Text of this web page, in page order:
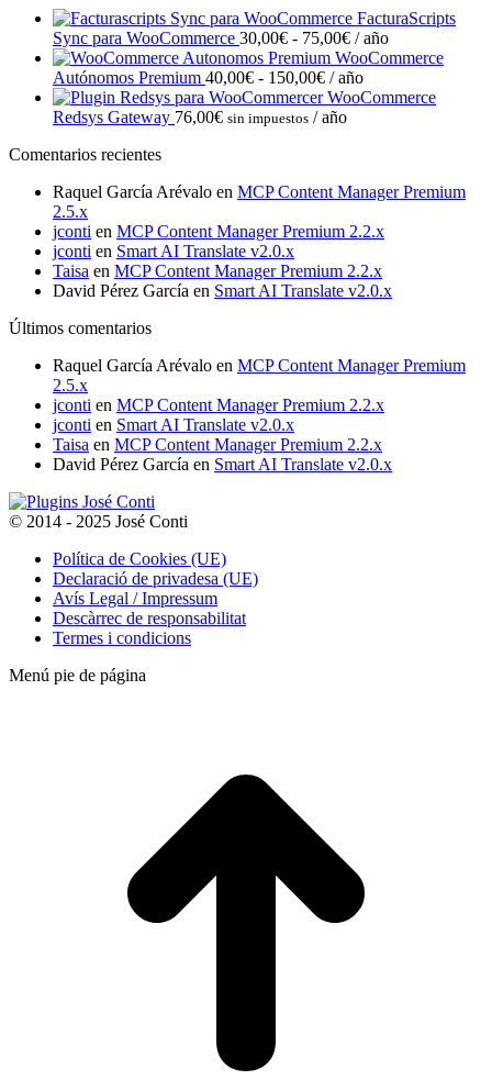
FacturaScripts
Sync para WooCommerce 30,00€ - 75,00€Rango
de
precios:
desde
/ año
WooCommerce
Autónomos Premium 40,00€ - 150,00€Rango
de
precios:
150,00€
/ año
WooCommerce
Redsys Gateway 76,00€ sin impuestos / año
Comentarios recientes
Raquel García Arévalo en MCP Content Manager Premium
2.5.x
jconti en MCP Content Manager Premium 2.2.x
jconti en Smart AI Translate v2.0.x
Taisa en MCP Content Manager Premium 2.2.x
David Pérez García en Smart AI Translate v2.0.x
Últimos comentarios
Raquel García Arévalo en MCP Content Manager Premium
2.5.x
jconti en MCP Content Manager Premium 2.2.x
jconti en Smart AI Translate v2.0.x
Taisa en MCP Content Manager Premium 2.2.x
David Pérez García en Smart AI Translate v2.0.x
© 2014 - 2025 José Conti
Política de Cookies (UE)
Declaració de privadesa (UE)
Avís Legal / Impressum
Descàrrec de responsabilitat
Termes i condicions
Menú pie de página